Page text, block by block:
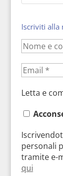
Iscriviti alla
Letta e
personali
tramite e-
qui